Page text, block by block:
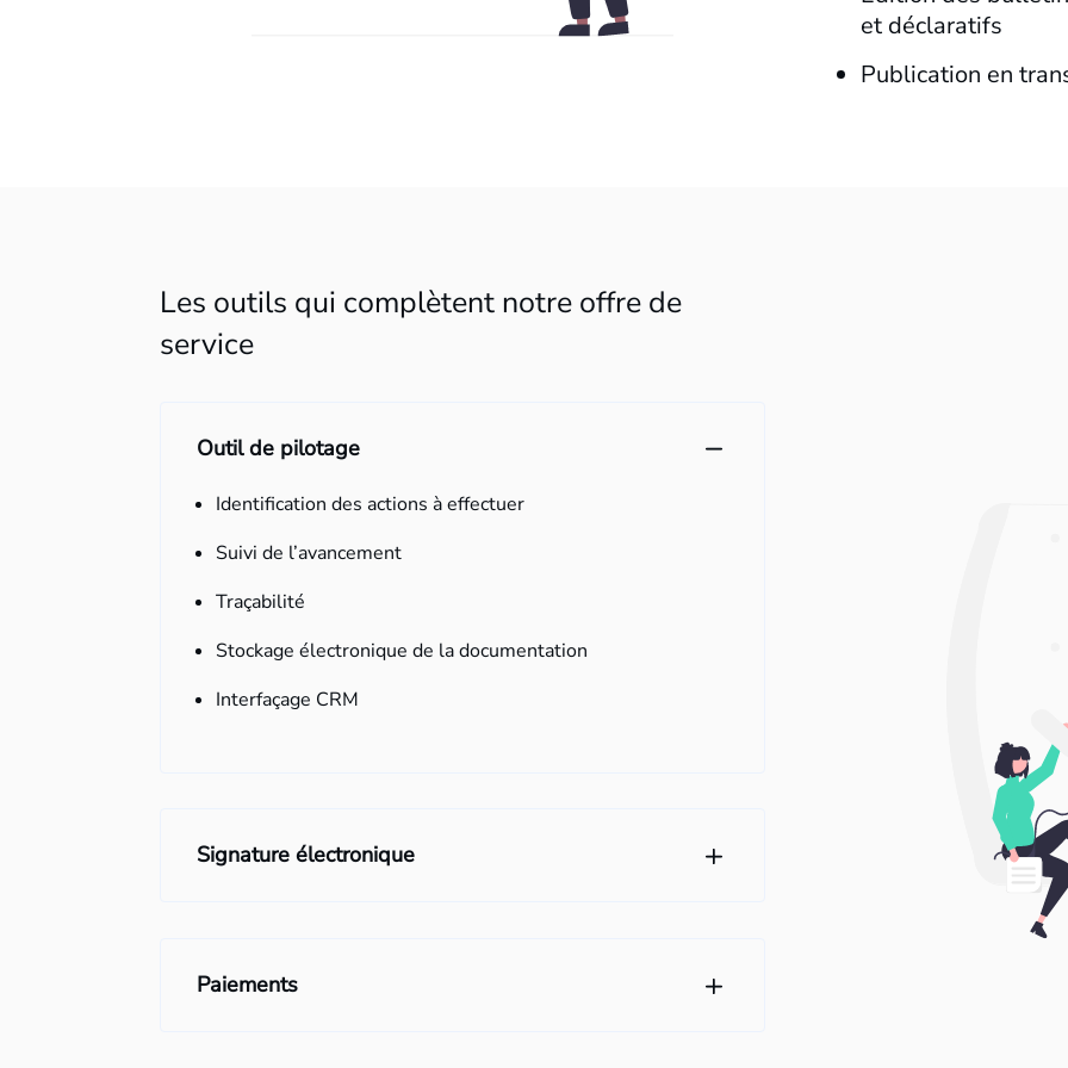
et déclaratifs
Publication en
Les outils qui complètent notre offre de
service
Outil de pilotage
Identification des actions à effectuer
Suivi de l’avancement
Traçabilité
Stockage électronique de la documentation
Interfaçage CRM
Signature électronique
Paiements